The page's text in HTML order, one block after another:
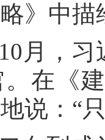
略》中
月，
在《
说：“